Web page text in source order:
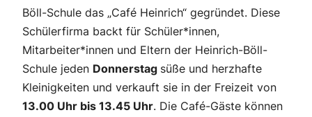
Böll-Schule das „Café Heinrich“ gegründet. Diese
Schülerfirma backt für Schüler*innen,
Mitarbeiter*innen und Eltern der Heinrich-Böll-
Schule jeden Donnerstag süße und herzhafte
Kleinigkeiten und verkauft sie in der Freizeit von
13.00 Uhr bis 13.45 Uhr. Die Café-Gäste können